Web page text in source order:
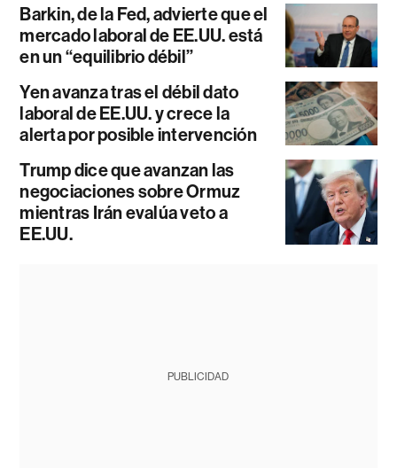
Barkin, de la Fed, advierte que el
mercado laboral de EE.UU. está
en un “equilibrio débil”
Yen avanza tras el débil dato
laboral de EE.UU. y crece la
alerta por posible intervención
Trump dice que avanzan las
negociaciones sobre Ormuz
mientras Irán evalúa veto a
EE.UU.
PUBLICIDAD